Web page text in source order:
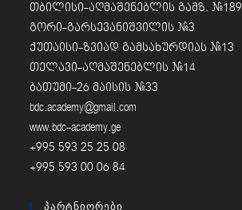
თბილისი-აღმაშენებლის გამზ. #189
გორი-გარსევანიშვილის #3
ქუთაისი-ზვიად გამსახურდიას #13
თელავი-აღმაშენებლის #14
ბათუმი-26 მაისის #33
bdc.academy@gmail.com
www.bdc-academy.ge
+995 593 25 25 08
+995 593 00 06 84
Პარტნიორები